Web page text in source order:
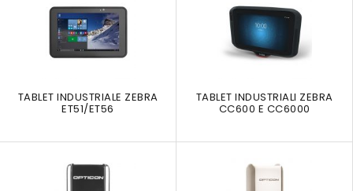
TABLET INDUSTRIALE ZEBRA
ET51/ET56
TABLET INDUSTRIALI ZEBRA
CC600 E CC6000